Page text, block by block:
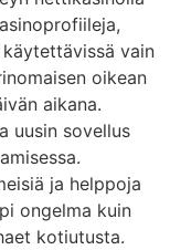
vain
oikean
aikana.
uusin sovellus
ja helppoja
ongelma kuin
kotiutusta.